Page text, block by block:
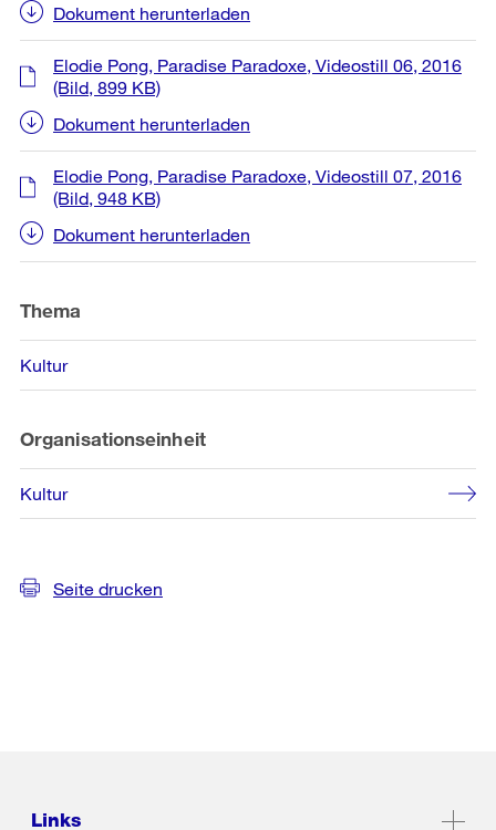
Dokument herunterladen
Elodie Pong, Paradise Paradoxe, Videostill 06, 2016
(Bild, 899 KB)
Dokument herunterladen
Elodie Pong, Paradise Paradoxe, Videostill 07, 2016
(Bild, 948 KB)
Dokument herunterladen
Thema
Kultur
Organisationseinheit
Kultur
Seite drucken
Links